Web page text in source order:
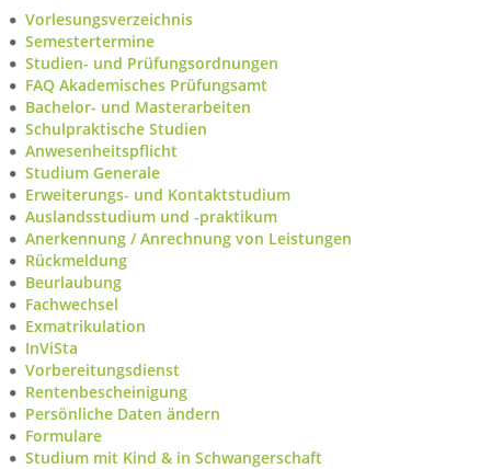
Vorlesungsverzeichnis
Semestertermine
Studien- und Prüfungsordnungen
FAQ Akademisches Prüfungsamt
Bachelor- und Masterarbeiten
Schulpraktische Studien
Anwesenheitspflicht
Studium Generale
Erweiterungs- und Kontaktstudium
Auslandsstudium und -praktikum
Anerkennung / Anrechnung von Leistungen
Rückmeldung
Beurlaubung
Fachwechsel
Exmatrikulation
InViSta
Vorbereitungsdienst
Rentenbescheinigung
Persönliche Daten ändern
Formulare
Studium mit Kind & in Schwangerschaft